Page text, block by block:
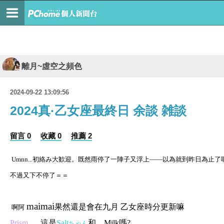
離月~虛空之頻色
2024-09-22 13:09:56
2024真·乙女座最終日 余談 雑談
留言 0 收藏 0 推薦 2
Umnn...初絡み大歓迎。既然雨停了一陣子又浮上——以為就到昨日為止了
不過又下不停了＝＝
啊阿 maimai果然還是會在九月 乙女座時分更新嘛